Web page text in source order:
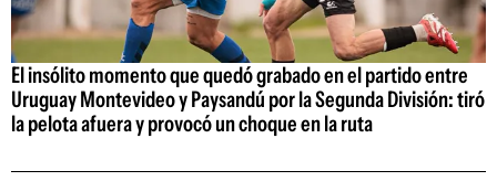
El insólito momento que quedó grabado en el partido entre
Uruguay Montevideo y Paysandú por la Segunda División: tiró
la pelota afuera y provocó un choque en la ruta